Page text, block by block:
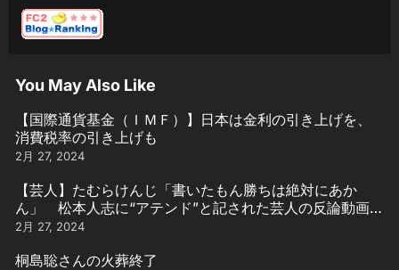
You May Also Like
【国際通貨基金（ＩＭＦ）】日本は金利の引き上げを、
消費税率の引き上げも
2月 27, 2024
【芸人】たむらけんじ「書いたもん勝ちは絶対にあか
ん」 松本人志に“アテンド”と記された芸人の反論動画引
用
2月 27, 2024
桐島聡さんの火葬終了